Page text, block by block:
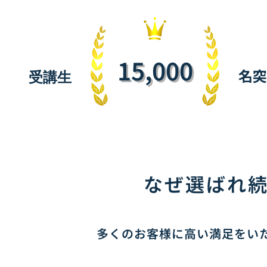
受講生 15,000 名
なぜ選ばれ
多くのお客様に高い満足をい